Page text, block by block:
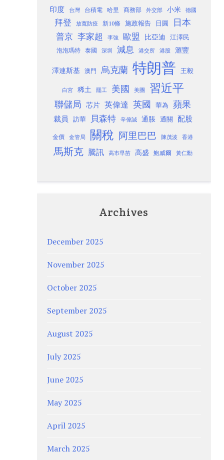
印度
台灣 台積電 哈里 商務部 外交部 小米 德國
拜登 放寬防疫 新10條 施政報告 日圓 日本
普京 李家超 李強 歐盟 比亞迪 江澤民
泡泡瑪特 泰國 深圳 減息 港交所 港股 滙豐
澤連斯基 澳門 烏克蘭 特朗普 王毅
白宮 稀土 罷工 美國 美團 習近平
聯儲局 芯片 英偉達 英國 華為 蘋果
裁員 訪華 貝森特 辛偉誠 通脹 通關 配股
金價 金管局 關稅 阿里巴巴 陳茂波 香港
馬斯克 騰訊 高市早苗 高盛 鮑威爾 黃仁勳
Archives
December 2025
November 2025
October 2025
September 2025
August 2025
July 2025
June 2025
May 2025
April 2025
March 2025